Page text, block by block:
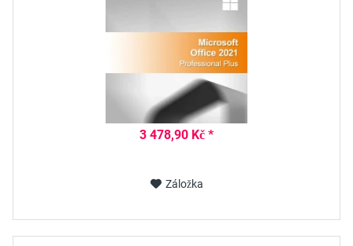
3 478,90 Kč *
Záložka